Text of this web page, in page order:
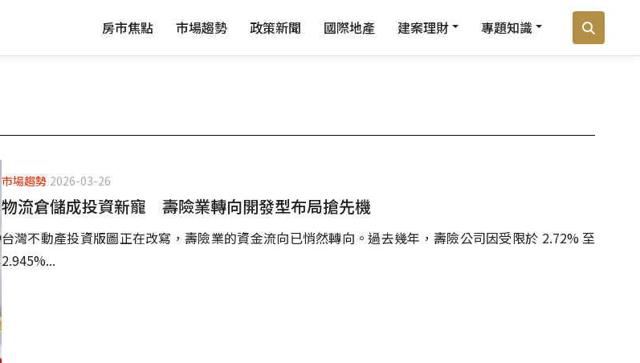
房市焦點 市場趨勢 政策新聞 國際地產 建案理財 專題知識
市場趨勢 2026-03-26
物流倉儲成投資新寵 壽險業轉向開發型布局搶先機
台灣不動產投資版圖正在改寫，壽險業的資金流向已悄然轉向。過去幾年，壽險公司因受限於 2.72% 至
2.945%...